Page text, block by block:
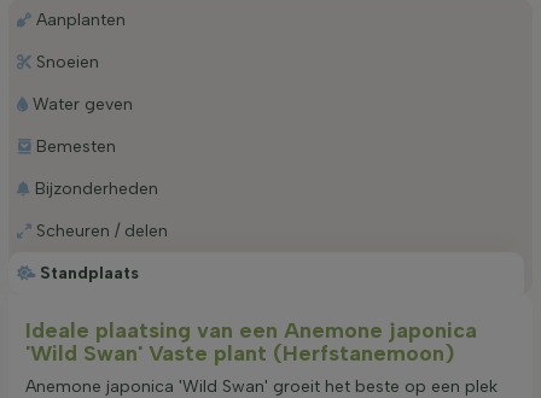
Standplaats
Aanplanten
Snoeien
Water geven
Bemesten
Bijzonderheden
Scheuren / delen
Ideale plaatsing van een Anemone japonica
'Wild Swan' Vaste plant (Herfstanemoon)
Anemone japonica 'Wild Swan' groeit het beste op een plek